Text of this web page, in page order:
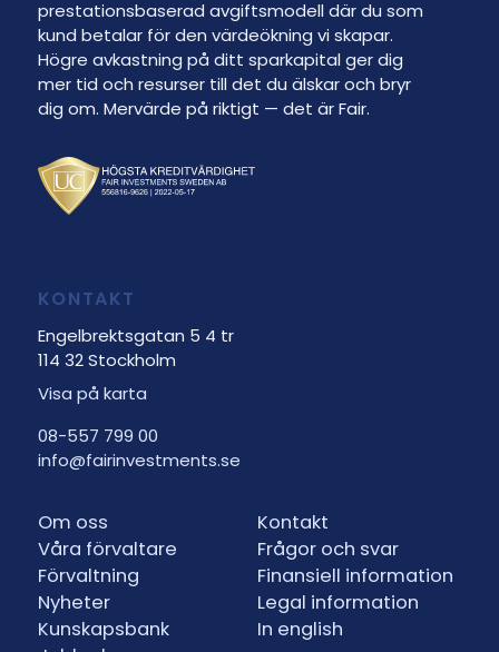
prestationsbaserad avgiftsmodell där du som
kund betalar för den värdeökning vi skapar.
Högre avkastning på ditt sparkapital ger dig
mer tid och resurser till det du älskar och bryr
dig om. Mervärde på riktigt — det är Fair.
KONTAKT
Engelbrektsgatan 5 4 tr
114 32 Stockholm
Visa på karta
08-557 799 00
info@fairinvestments.se
Om oss
Våra förvaltare
Förvaltning
Nyheter
Kunskapsbank
Kontakt
Frågor och svar
Finansiell information
Legal information
In english